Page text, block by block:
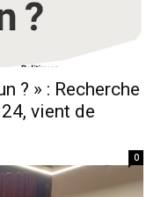
? » : Recherche
vient de
0